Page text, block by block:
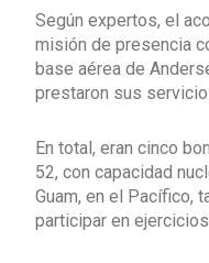
Según expertos, el
misión de presencia
base aérea de
prestaron sus
En total, eran cinco
52, con capacidad
Guam, en el Pacífico,
participar en